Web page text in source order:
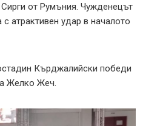
от Румъния. Чужденецът
с атрактивен удар в началото
Кърджалийски победи
Желко Жеч.